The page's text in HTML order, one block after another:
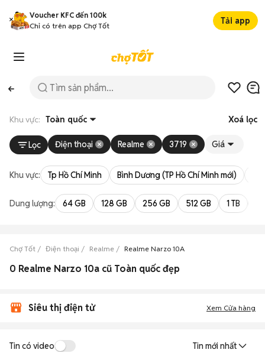
Voucher KFC đến 100k
Chỉ có trên app Chợ Tốt
Tải app
Khu vực: Toàn quốc Xoá lọc
Lọc Điện thoại Realme 3719 Giá
Khu vực: Tp Hồ Chí Minh Bình Dương (TP Hồ Chí Minh mới)
Dung lượng: 64 GB 128 GB 256 GB 512 GB 1 TB
Chợ Tốt Điện thoại Realme Realme Narzo 10A
0 Realme Narzo 10a cũ Toàn quốc đẹp
Siêu thị điện tử Xem Cửa hàng
Tin có video Tin mới nhất